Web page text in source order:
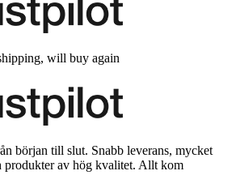
will buy again
början till slut. Snabb leverans, mycket
produkter av hög kvalitet. Allt kom